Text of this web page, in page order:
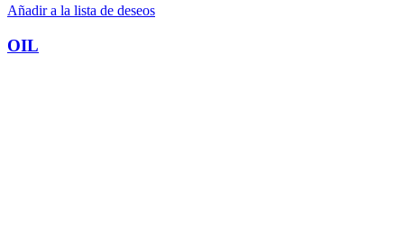
Añadir a la lista de deseos
OIL